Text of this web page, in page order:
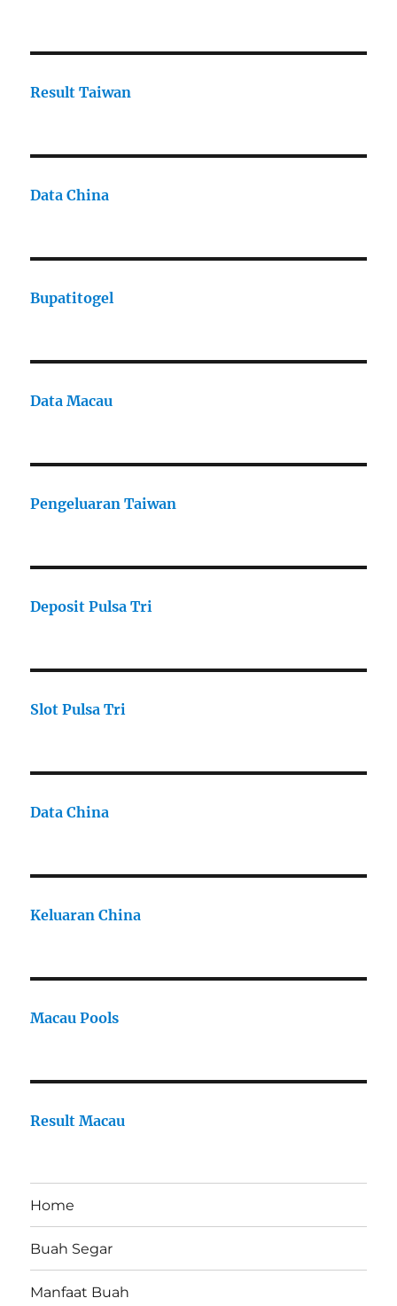
Result Taiwan
Data China
Bupatitogel
Data Macau
Pengeluaran Taiwan
Deposit Pulsa Tri
Slot Pulsa Tri
Data China
Keluaran China
Macau Pools
Result Macau
Home
Buah Segar
Manfaat Buah